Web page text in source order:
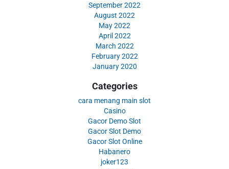
September 2022
August 2022
May 2022
April 2022
March 2022
February 2022
January 2020
Categories
cara menang main slot
Casino
Gacor Demo Slot
Gacor Slot Demo
Gacor Slot Online
Habanero
joker123